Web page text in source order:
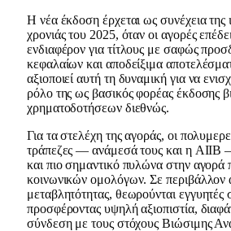
Η νέα έκδοση έρχεται ως συνέχεια της
χρονιάς του 2025, όταν οι αγορές
ενδιαφέρον για τίτλους με σαφώς
κεφαλαίων και αποδείξιμα
αξιοποιεί αυτή τη δυναμική για να
ρόλο της ως βασικός φορέας έκδοσης
χρηματοδοτήσεων διεθνώς.
Για τα στελέχη της αγοράς, οι
τράπεζες — ανάμεσά τους και η AIIB
και πιο σημαντικό πυλώνα στην αγορά
κοινωνικών ομολόγων. Σε περιβάλλον
μεταβλητότητας, θεωρούνται εγγυητές
προσφέροντας υψηλή αξιοπιστία,
σύνδεση με τους στόχους Βιώσιμης